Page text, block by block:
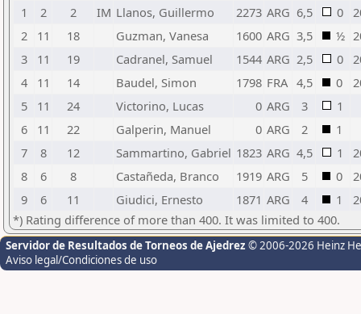
1
2 2 IM Llanos, Guillermo 2273 ARG 6,5 0
2
11 18 Guzman, Vanesa 1600 ARG 3,5 ½
3
11 19 Cadranel, Samuel 1544 ARG 2,5 0
4
11 14 Baudel, Simon 1798 FRA 4,5 0
5
11 24 Victorino, Lucas 0 ARG 3
1
6
11 22 Galperin, Manuel 0 ARG 2
1
7
8 12 Sammartino, Gabriel 1823 ARG 4,5 1
8
6 8 Castañeda, Branco 1919 ARG 5 0
9
6 11 Giudici, Ernesto 1871 ARG 4 1
*) Rating difference of more than 400. It was limited to 400.
Servidor de Resultados de Torneos de Ajedrez © 2006-2026 Heinz
Aviso legal/Condiciones de uso